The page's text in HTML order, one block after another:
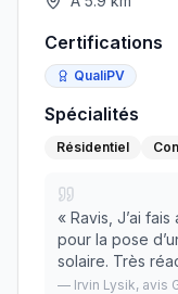
Certifications
QualiPV
Spécialités
Résidentiel
« Ravis, J’ai
pour la pose
solaire. Très
un devis.
— Irvin Lysik, avis